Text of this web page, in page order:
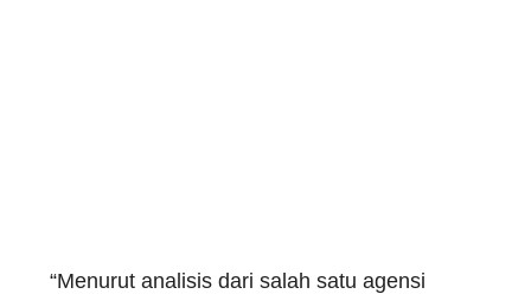
“Menurut analisis dari salah satu agensi